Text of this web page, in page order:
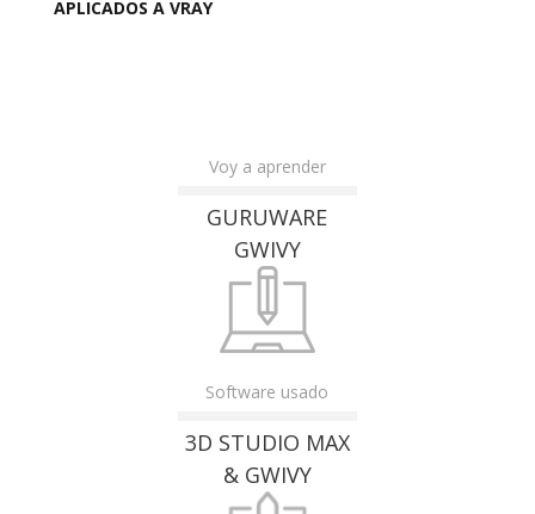
APLICADOS A VRAY
Voy a aprender
GURUWARE
GWIVY
Software usado
3D STUDIO MAX
& GWIVY